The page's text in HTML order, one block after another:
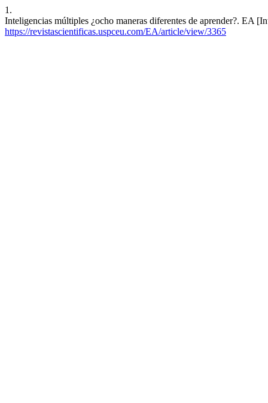
1.
Inteligencias múltiples ¿ocho maneras diferentes de aprender?. EA
https://revistascientificas.uspceu.com/EA/article/view/3365